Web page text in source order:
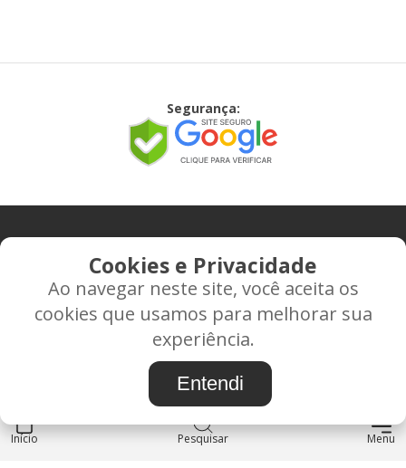
Início Pesquisar Menu
Segurança:
CONTATO
Rua Alice Frateano Figueiredo, 11-44 - Vila Triagem -
BAURU/SP - CEP: 17.030-038
CNPJ: 37.022.538/0001-07
INSTITUCIONAL
Cookies e Privacidade
Ao navegar neste site, você aceita os
cookies que usamos para melhorar sua
experiência.
Entendi